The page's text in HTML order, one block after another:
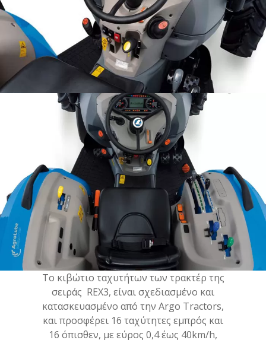
Το κιβώτιο ταχυτήτων των τρακτέρ της
σειράς REX3, είναι σχεδιασμένο και
κατασκευασμένο από την Argo Tractors,
και προσφέρει 16 ταχύτητες εμπρός και
16 όπισθεν, με εύρος 0,4 έως 40km/h,